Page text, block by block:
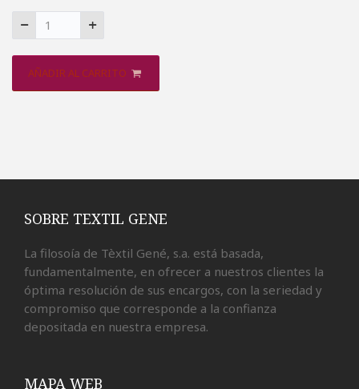
AÑADIR AL CARRITO
SOBRE TEXTIL GENE
La filosoía de Tèxtil Gené, s.a. está basada,
fundamentalmente, en ofrecer a nuestros clientes la
óptima resolución de sus encargos, con la seriedad y
compromiso que corresponde a la confianza
depositada en nuestra empresa.
MAPA WEB